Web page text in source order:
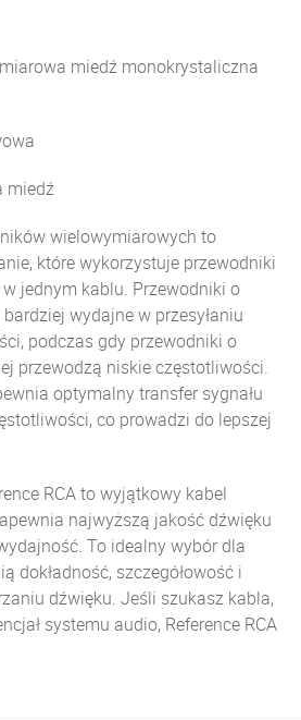
miedź monokrystaliczna
miedź
wielowymiarowych to
które wykorzystuje przewodniki
jednym kablu. Przewodniki o
wydajne w przesyłaniu
podczas gdy przewodniki o
przewodzą niskie częstotliwości.
optymalny transfer sygnału
co prowadzi do lepszej
RCA to wyjątkowy kabel
najwyższą jakość dźwięku
To idealny wybór dla
dokładność, szczegółowość i
dźwięku. Jeśli szukasz kabla,
systemu audio, Reference RCA